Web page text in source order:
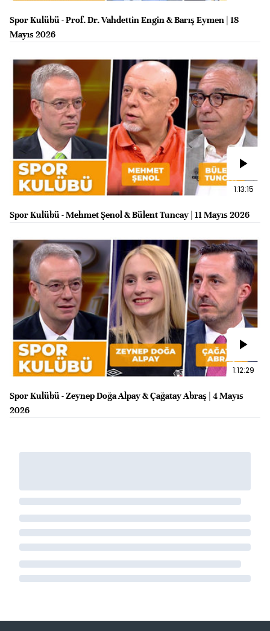
Spor Kulübü - Prof. Dr. Vahdettin Engin & Barış Eymen | 18
Mayıs 2026
1:13:15
Spor Kulübü - Mehmet Şenol & Bülent Tuncay | 11 Mayıs 2026
1:12:29
Spor Kulübü - Zeynep Doğa Alpay & Çağatay Abraş | 4 Mayıs
2026